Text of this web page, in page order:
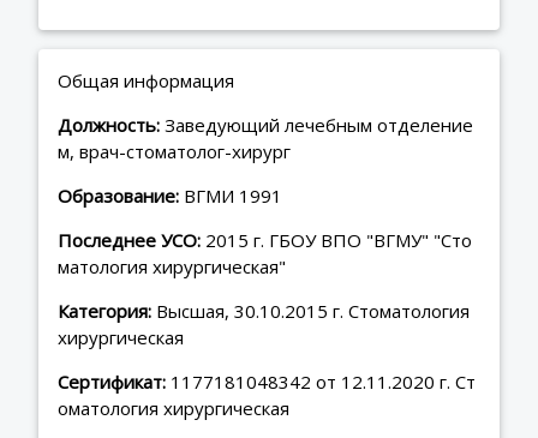
Общая информация
Должность: Заведующий лечебным отделение
м, врач-стоматолог-хирург
Образование: ВГМИ 1991
Последнее УСО: 2015 г. ГБОУ ВПО "ВГМУ" "Сто
матология хирургическая"
Категория: Высшая, 30.10.2015 г. Стоматология
хирургическая
Сертификат: 1177181048342 от 12.11.2020 г. Ст
оматология хирургическая